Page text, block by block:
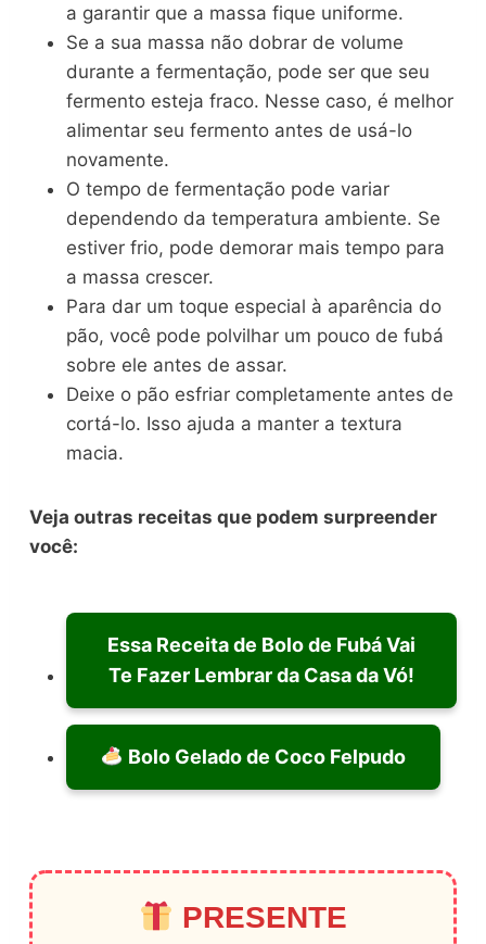
a garantir que a massa fique uniforme.
Se a sua massa não dobrar de volume
durante a fermentação, pode ser que seu
fermento esteja fraco. Nesse caso, é melhor
alimentar seu fermento antes de usá-lo
novamente.
O tempo de fermentação pode variar
dependendo da temperatura ambiente. Se
estiver frio, pode demorar mais tempo para
a massa crescer.
Para dar um toque especial à aparência do
pão, você pode polvilhar um pouco de fubá
sobre ele antes de assar.
Deixe o pão esfriar completamente antes de
cortá-lo. Isso ajuda a manter a textura
macia.
Veja outras receitas que podem surpreender
você:
Essa Receita de Bolo de Fubá Vai
Te Fazer Lembrar da Casa da Vó!
Bolo Gelado de Coco Felpudo
PRESENTE